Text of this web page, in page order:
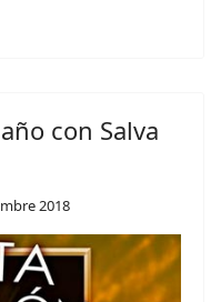
con Salva
2018